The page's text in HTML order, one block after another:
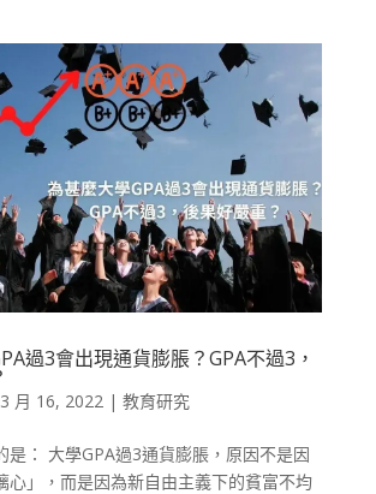
過3會出現通貨膨脹？GPA不過3，
3 月 16, 2022| 教育研究
是： 大學GPA過3通貨膨脹，原因不是因
心」，而是因為新自由主義下的貧富不均